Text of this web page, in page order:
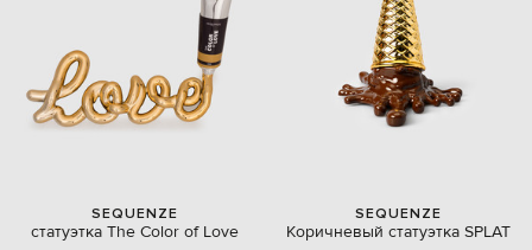
SEQUENZE
статуэтка The Color of Love
SEQUENZE
Коричневый статуэтка SPLAT